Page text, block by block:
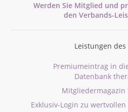
Werden Sie Mitglied und
den Verbands-
Leistungen des
Premiumeintrag in
Datenbank
Mitgliedermagazin
Exklusiv-Login zu